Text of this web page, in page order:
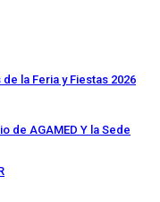
la Feria y Fiestas 2026
de AGAMED Y la Sede